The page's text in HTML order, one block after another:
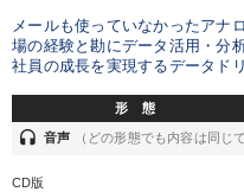
メールも使っていなかったアナ
場の経験と勘にデータ活用・分
社員の成長を実現するデータド
形 態
headset 音声 （どの形態でも内容は同じ
CD版